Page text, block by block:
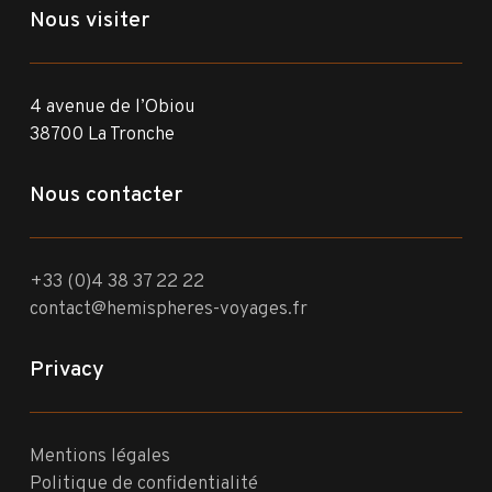
Nous visiter
4 avenue de l’Obiou
38700 La Tronche
Nous contacter
+33 (0)4 38 37 22 22
contact@hemispheres-voyages.fr
Privacy
Mentions légales
Politique de confidentialité